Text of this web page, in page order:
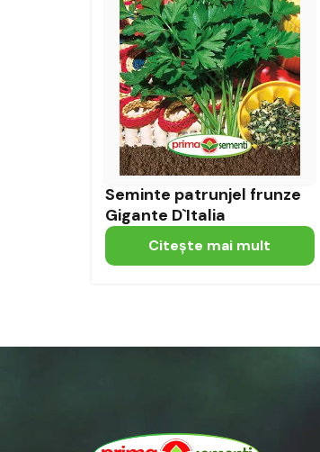
Seminte patrunjel frunze
Gigante D`Italia
Citeşte mai mult